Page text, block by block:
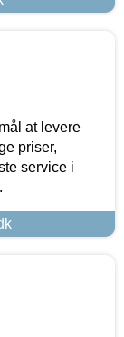
at levere
priser,
service i